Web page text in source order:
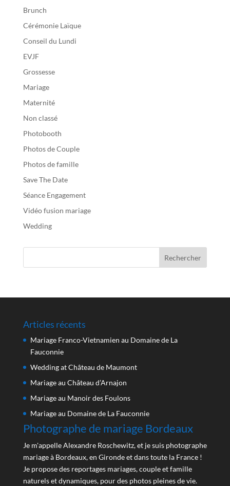
Brunch
Cérémonie Laïque
Conseil du Lundi
EVJF
Grossesse
Mariage
Maternité
Non classé
Photobooth
Photos de Couple
Photos de famille
Save The Date
Séance Engagement
Vidéo fusion mariage
Wedding
Articles récents
Mariage Franco-Vietnamien au Domaine de La
Fauconnie
Wedding at Château de Maumont
Mariage au Château d’Arnajon
Mariage au Manoir des Foulons
Mariage au Domaine de La Fauconnie
Photographe de mariage Bordeaux
Je m'appelle Alexandre Roschewitz, et je suis photographe
mariage à Bordeaux, en Gironde et dans toute la France !
Je propose des reportages mariages, couple et famille
naturels et dynamiques, pour des photos pleines de vie.